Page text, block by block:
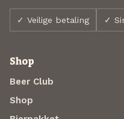
✓ Veilige betaling ✓
Shop
Beer Club
Shop